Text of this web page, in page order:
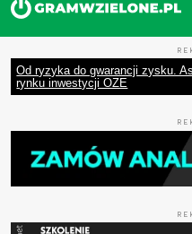
Od ryzyka do gwarancji zysku.
rynku inwestycji OZE